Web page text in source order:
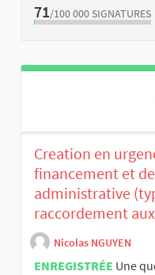
71/100 000 SIGNATURES
Creation en
financement et
administrative
raccordement
Nicolas NGUYEN
ENREGISTRÉE Une